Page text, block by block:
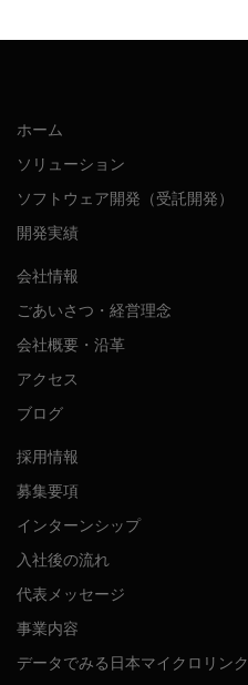
ホーム
ソリューション
ソフトウェア開発（受託開発）
開発実績
会社情報
ごあいさつ・経営理念
会社概要・沿革
アクセス
ブログ
採用情報
募集要項
インターンシップ
入社後の流れ
代表メッセージ
事業内容
データでみる日本マイクロリンク